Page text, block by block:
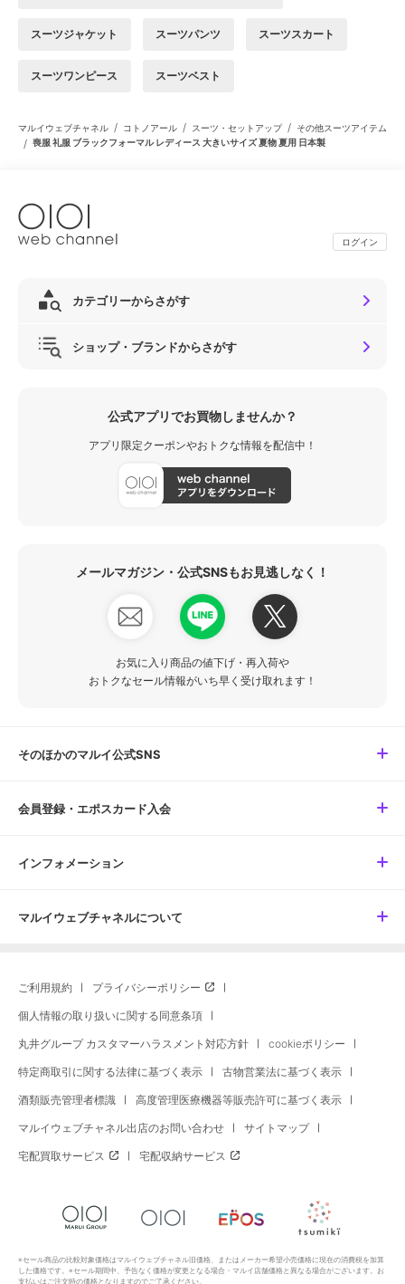
スーツジャケット スーツパンツ スーツスカート
スーツワンピース スーツベスト
マルイウェブチャネル / コトノアール / スーツ・セットアップ/ その他スーツアイテム
/ 喪服 礼服 ブラックフォーマル レディース 大きいサイズ 夏物 夏用 日本製
ログイン
カテゴリーからさがす
ショップ・ブランドからさがす
公式アプリでお買物しませんか？
アプリ限定クーポンやおトクな情報を配信中！
メールマガジン・公式SNSもお見逃しなく！
お気に入り商品の値下げ・再入荷や
おトクなセール情報がいち早く受け取れます！
そのほかのマルイ公式SNS
会員登録・エポスカード入会
インフォメーション
マルイウェブチャネルについて
ご利用規約 プライバシーポリシー
個人情報の取り扱いに関する同意条項
丸井グループ カスタマーハラスメント対応方針 cookieポリシー
特定商取引に関する法律に基づく表示 古物営業法に基づく表示
酒類販売管理者標識 高度管理医療機器等販売許可に基づく表示
マルイウェブチャネル出店のお問い合わせ サイトマップ
宅配買取サービス 宅配収納サービス
※セール商品の比較対象価格はマルイウェブチャネル旧価格、またはメーカー希望小売価格に現在の消費税を加算
した価格です。※セール期間中、予告なく価格が変更となる場合・マルイ店舗価格と異なる場合がございます。お
支払いはご注文時の価格となりますのでご了承ください。